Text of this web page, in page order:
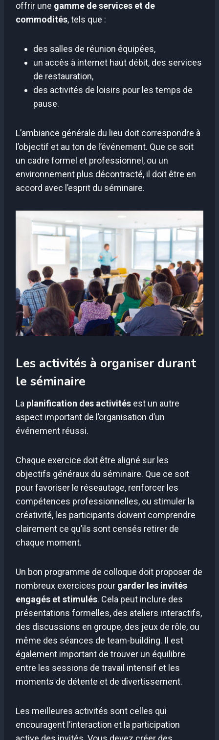
offrir une gamme de services et de
commodités, tels que :
des salles de réunion équipées,
un accès à internet haut débit, des services
de restauration,
des activités de loisirs pour les temps de
pause.
L’ambiance générale du lieu doit correspondre à
l’objectif et au ton de l’événement. Que ce soit
un cadre formel et professionnel, ou un
environnement plus décontracté, il doit être en
accord avec l’esprit du séminaire.
Les activités à organiser durant
le séminaire
La planification des activités est un autre
aspect important de l’organisation d’un
événement réussi.
Chaque exercice doit être aligné sur les
objectifs généraux du séminaire. Que ce soit
pour favoriser le réseautage, renforcer les
compétences professionnelles, ou stimuler la
créativité, les participants doivent comprendre
clairement ce qu’ils sont censés retirer de
chaque moment.
Un bon programme de colloque doit proposer de
nombreux exercices pour garder les invités
engagés et stimulés. Cela peut inclure des
présentations formelles, des ateliers interactifs,
des discussions en groupe, des jeux de rôle, ou
même des séances de team-building. Il est
également important de trouver un équilibre
entre les sessions de travail intensif et les
moments de détente et de divertissement.
Les meilleures activités sont celles qui
encouragent l’interaction et la participation